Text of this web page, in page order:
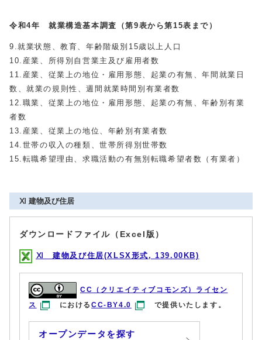
令和4年 就業構造基本調査（第9表から第15表まで）
9.就業状態、教育、年齢階級別15歳以上人口
10.産業、所得別自営業主及び雇用者数
11.産業、従業上の地位・雇用形態、起業の有無、年間就業日
数、就業の規則性、週間就業時間別有業者数
12.職業、従業上の地位・雇用形態、起業の有無、年齢別有業
者数
13.産業、従業上の地位、年齢別有業者数
14.世帯の収入の種類、世帯所得別世帯数
15.転職希望理由、求職活動の有無別転職希望者数（有業者）
Ⅺ 建物及び住居
ダウンロードファイル（Excel版）
Ⅺ 建物及び住居(XLSX形式, 139.00KB)
CC（クリエイティブコモンズ）ライセン
ス
におけるCC-BY4.0 で提供いたします。
オープンデータを探す